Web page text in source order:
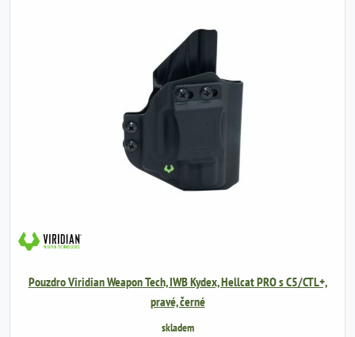
Pouzdro Viridian Weapon Tech, IWB Kydex, Hellcat PRO s C5/CTL+,
pravé, černé
skladem